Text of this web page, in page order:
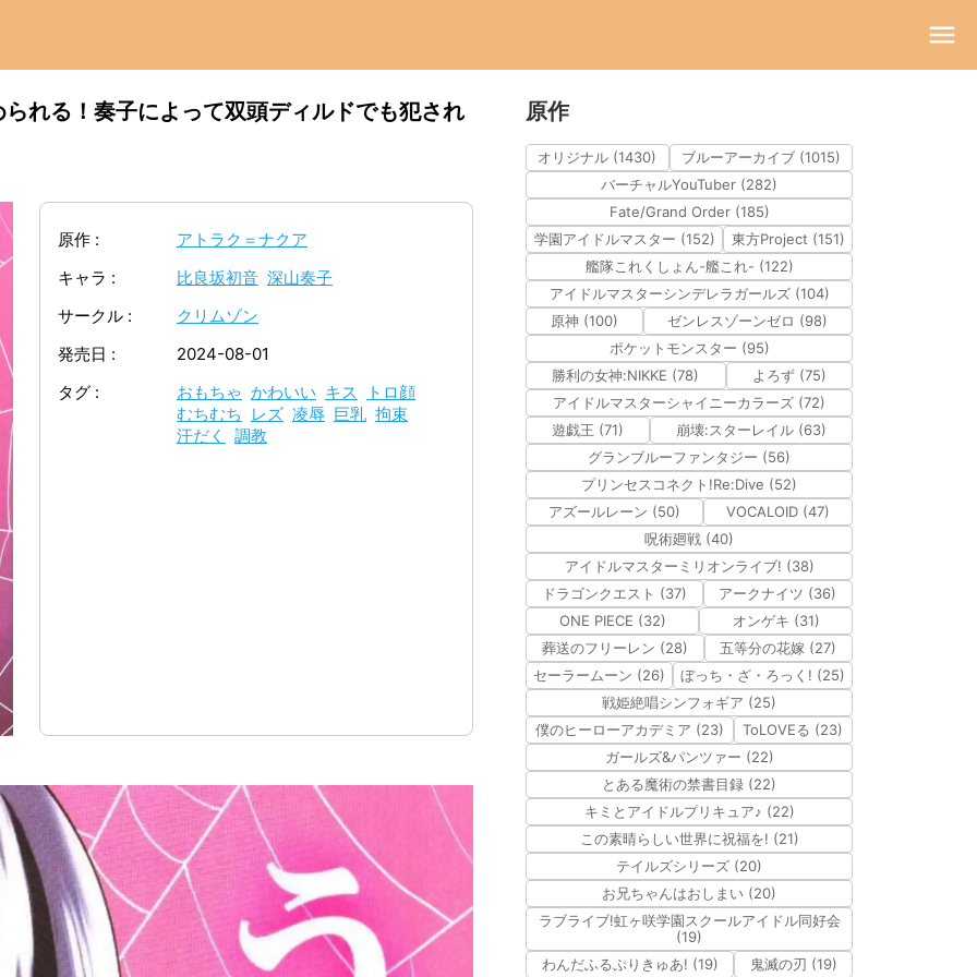
れる！奏子によって双頭ディルドでも犯され
原作
アトラク＝ナクア
キャラ
比良坂初音 深山奏子
サークル
クリムゾン
発売日
2024-08-01
タグ
おもちゃ かわいい キス
トロ顔
むちむち
レズ 凌辱 巨乳 拘束
汗だく
調教
原作
オリジナル (1430)
ブルーアーカイブ (1015)
バーチャルYouTuber (282)
Fate/Grand Order (185)
学園アイドルマスター (152)
東方Project (151)
艦隊これくしょん-艦これ- (122)
アイドルマスターシンデレラガールズ (104)
原神 (100)
ゼンレスゾーンゼロ (98)
ポケットモンスター (95)
勝利の女神:NIKKE (78)
よろず (75)
アイドルマスターシャイニーカラーズ (72)
遊戯王 (71)
崩壊:スターレイル (63)
グランブルーファンタジー (56)
プリンセスコネクト!Re:Dive (52)
アズールレーン (50)
VOCALOID (47)
呪術廻戦 (40)
アイドルマスターミリオンライブ! (38)
ドラゴンクエスト (37)
アークナイツ (36)
ONE PIECE (32)
オンゲキ (31)
葬送のフリーレン (28)
五等分の花嫁 (27)
セーラームーン (26)
ぼっち・ざ・ろっく! (25)
戦姫絶唱シンフォギア (25)
僕のヒーローアカデミア (23)
ToLOVEる (23)
ガールズ&パンツァー (22)
とある魔術の禁書目録 (22)
キミとアイドルプリキュア♪ (22)
この素晴らしい世界に祝福を! (21)
テイルズシリーズ (20)
お兄ちゃんはおしまい (20)
ラブライブ!虹ヶ咲学園スクールアイドル同好会
(19)
わんだふるぷりきゅあ! (19)
鬼滅の刃 (19)